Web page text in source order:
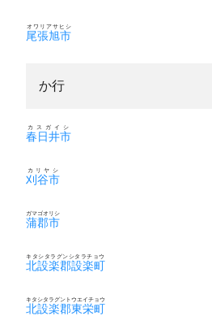
尾張旭市
オワリアサヒシ
か行
春日井市
カスガイシ
刈谷市
カリヤシ
蒲郡市
ガマゴオリシ
北設楽郡設楽町
キタシタラグンシタラチョウ
北設楽郡東栄町
キタシタラグントウエイチョウ